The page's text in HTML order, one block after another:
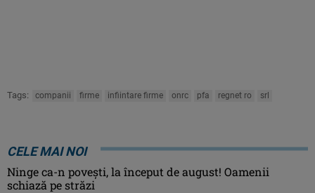
Tags: companii firme infiintare firme onrc pfa regnet ro srl
CELE MAI NOI
Ninge ca-n povești, la început de august! Oamenii
schiază pe străzi